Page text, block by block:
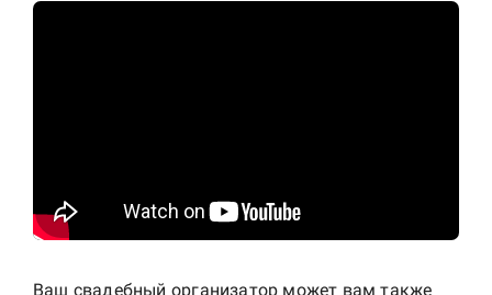
Ваш свадебный организатор может вам также